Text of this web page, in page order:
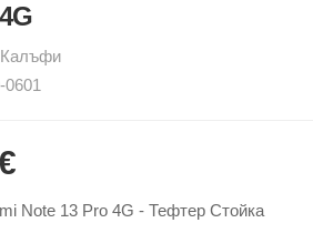
Калъфи
0601
Note 13 Pro 4G - Тефтер Стойка